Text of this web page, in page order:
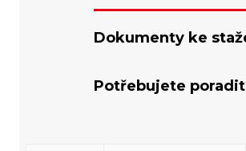
Dokumenty ke
Potřebujete